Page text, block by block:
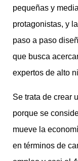
pequeñas y
protagonistas, y
paso a paso
que busca
expertos de alto
Se trata de crear
porque se
mueve la
en términos de